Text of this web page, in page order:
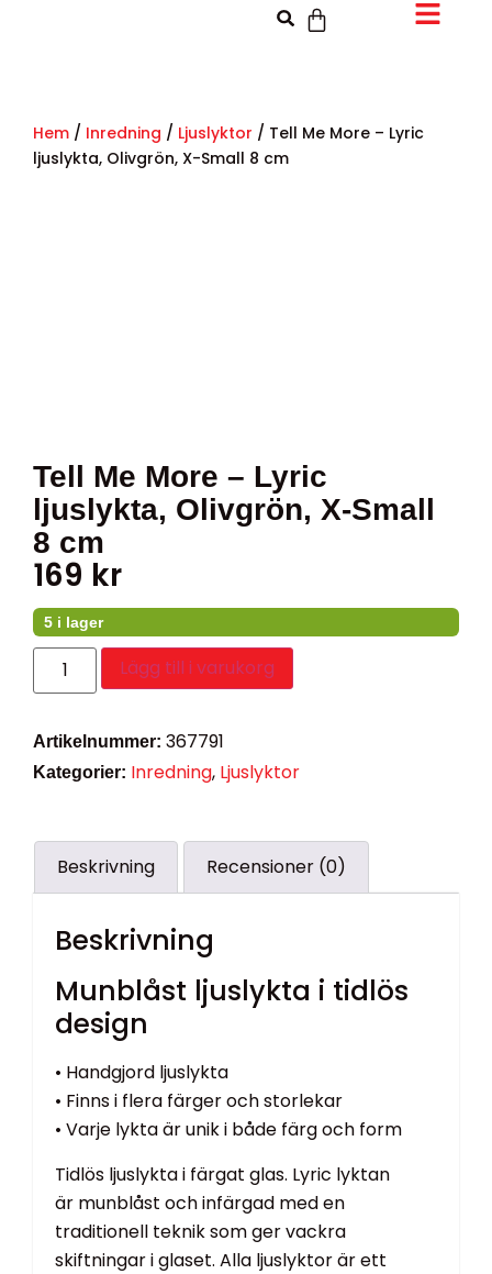
Hem / Inredning / Ljuslyktor / Tell Me More – Lyric
ljuslykta, Olivgrön, X-Small 8 cm
Tell Me More – Lyric
ljuslykta, Olivgrön, X-Small
8 cm
169 kr
5 i lager
Lägg till i varukorg
Artikelnummer: 367791
Kategorier: Inredning, Ljuslyktor
Beskrivning Recensioner (0)
Beskrivning
Munblåst ljuslykta i tidlös
design
• Handgjord ljuslykta
• Finns i flera färger och storlekar
• Varje lykta är unik i både färg och form
Tidlös ljuslykta i färgat glas. Lyric lyktan
är munblåst och infärgad med en
traditionell teknik som ger vackra
skiftningar i glaset. Alla ljuslyktor är ett